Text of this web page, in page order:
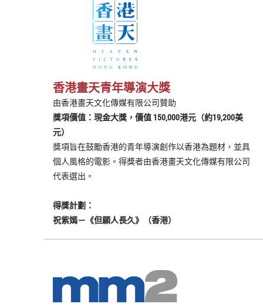
香港畫天青年導演大獎
由香港畫天文化傳媒有限公司贊助
獎項價值：現金大獎，價值 150,000港元（約19,200美
元）
獎項旨在鼓勵香港的青年導演創作以香港為題材，並具
個人風格的電影。得獎者由香港畫天文化傳媒有限公司
代表選出。
得獎計劃：
祝紫嫣－《但願人長久》（香港）